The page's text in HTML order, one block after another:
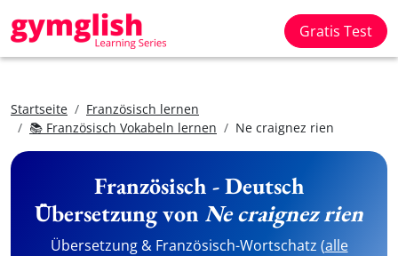
Gratis Test
Startseite
Französisch lernen
📚 Französisch Vokabeln lernen
Ne craignez rien
Französisch - Deutsch
Übersetzung von Ne craignez rien
Übersetzung & Französisch-Wortschatz (alle